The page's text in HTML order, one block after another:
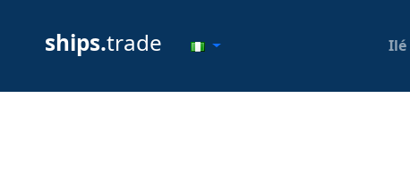
ships.trade Ilé